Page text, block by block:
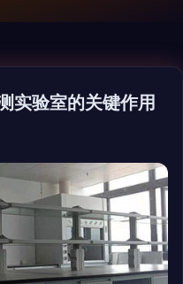
实验室的关键作用